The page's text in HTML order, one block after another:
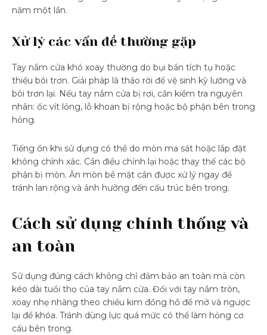
năm một lần.
Xử lý các vấn đề thường gặp
Tay nắm cửa khó xoay thường do bụi bẩn tích tụ hoặc
thiếu bôi trơn. Giải pháp là tháo rời để vệ sinh kỹ lưỡng và
bôi trơn lại. Nếu tay nắm cửa bị rơi, cần kiểm tra nguyên
nhân: ốc vít lỏng, lỗ khoan bị rộng hoặc bộ phận bên trong
hỏng.
Tiếng ồn khi sử dụng có thể do mòn ma sát hoặc lắp đặt
không chính xác. Cần điều chỉnh lại hoặc thay thế các bộ
phận bị mòn. Ăn mòn bề mặt cần được xử lý ngay để
tránh lan rộng và ảnh hưởng đến cấu trúc bên trong.
Cách sử dụng chính thống và
an toàn
Sử dụng đúng cách không chỉ đảm bảo an toàn mà còn
kéo dài tuổi thọ của tay nắm cửa. Đối với tay nắm tròn,
xoay nhẹ nhàng theo chiều kim đồng hồ để mở và ngược
lại để khóa. Tránh dùng lực quá mức có thể làm hỏng cơ
cấu bên trong.